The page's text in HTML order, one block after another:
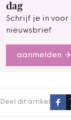
dag
Schrijf je in voor
nieuwsbrief
aanmelden
Deel dit artikel